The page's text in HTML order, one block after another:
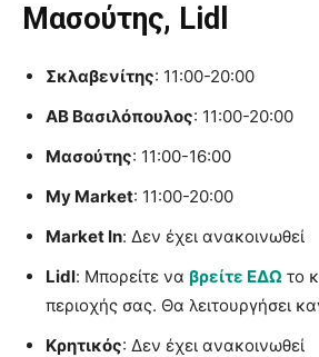
Μασούτης, Lidl
Σκλαβενίτης: 11:00-20:00
ΑΒ Βασιλόπουλος: 11:00-20:00
Μασούτης: 11:00-16:00
My Market: 11:00-20:00
Market In: Δεν έχει ανακοινωθεί
Lidl: Μπορείτε να βρείτε ΕΔΩ το
περιοχής σας. Θα λειτουργήσει
Κρητικός: Δεν έχει ανακοινωθεί